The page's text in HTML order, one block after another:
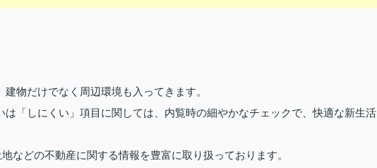
物だけでなく周辺環境も入ってきます。
は「しにくい」項目に関しては、内覧時の細やかなチェックで、快適な新生活
などの不動産に関する情報を豊富に取り扱っております。